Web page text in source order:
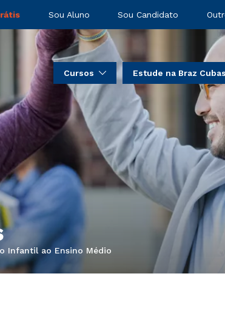
Sou Aluno Sou Candidato
Cursos Estude na Braz Cubas
Infantil ao Ensino Médio